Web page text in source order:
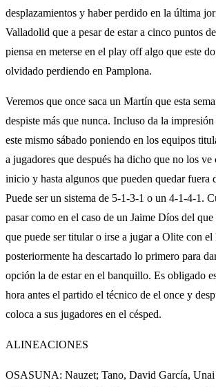
desplazamientos y haber perdido en la última
Valladolid que a pesar de estar a cinco puntos
piensa en meterse en el play off algo que este
olvidado perdiendo en Pamplona.
Veremos que once saca un Martín que esta
despiste más que nunca. Incluso da la
este mismo sábado poniendo en los equipos
a jugadores que después ha dicho que no los
inicio y hasta algunos que pueden quedar fuera
Puede ser un sistema de 5-1-3-1 o un 4-1-4-1.
pasar como en el caso de un Jaime Díos del
que puede ser titular o irse a jugar a Olite con el
posteriormente ha descartado lo primero para
opción la de estar en el banquillo. Es obligado
hora antes el partido el técnico de el once y
coloca a sus jugadores en el césped.
ALINEACIONES
OSASUNA: Nauzet; Tano, David García, Unai